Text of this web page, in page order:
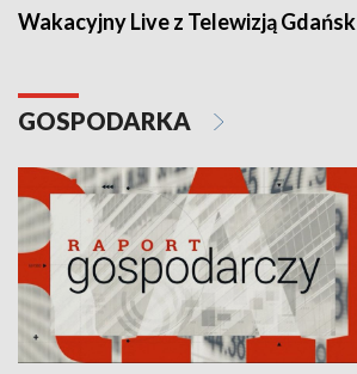
Wakacyjny Live z Telewizją Gdańsk
GOSPODARKA